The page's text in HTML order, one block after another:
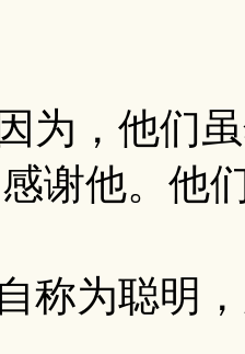
因为，他
谢他。他
自称为聪明